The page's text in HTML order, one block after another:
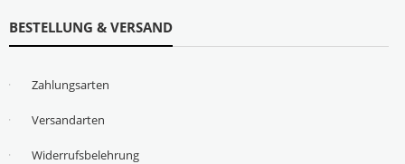
BESTELLUNG & VERSAND
Zahlungsarten
Versandarten
Widerrufsbelehrung